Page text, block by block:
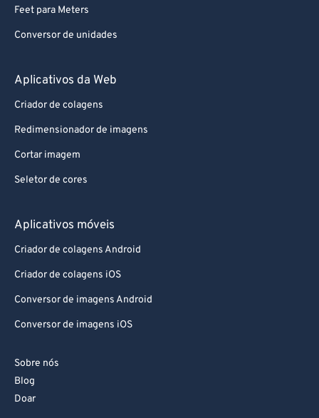
Feet para Meters
Conversor de unidades
Aplicativos da Web
Criador de colagens
Redimensionador de imagens
Cortar imagem
Seletor de cores
Aplicativos móveis
Criador de colagens Android
Criador de colagens iOS
Conversor de imagens Android
Conversor de imagens iOS
Sobre nós
Blog
Doar